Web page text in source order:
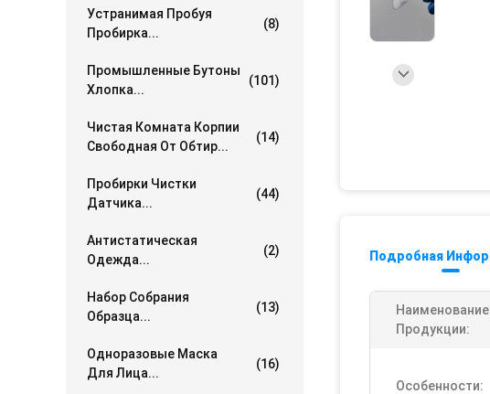
Устранимая Пробуя
Пробирка...
(8)
Промышленные Бутоны
Хлопка...
(101)
Чистая Комната Корпии
Свободная От Обтир...
(14)
Пробирки Чистки
Датчика...
(44)
Антистатическая
Одежда...
(2)
Набор Собрания
Образца...
(13)
Одноразовые Маска
Для Лица...
(16)
Подробная
Наименование
Продукции:
Особенности: